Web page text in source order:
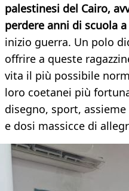
palestinesi del Cairo,
perdere anni di scuola
inizio guerra. Un polo
offrire a queste
vita il più possibile
loro coetanei più
disegno, sport,
e dosi massicce di